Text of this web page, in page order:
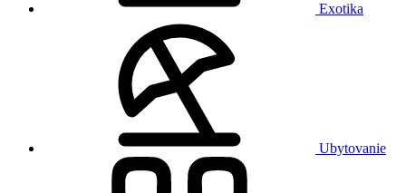
Exotika
Ubytovanie